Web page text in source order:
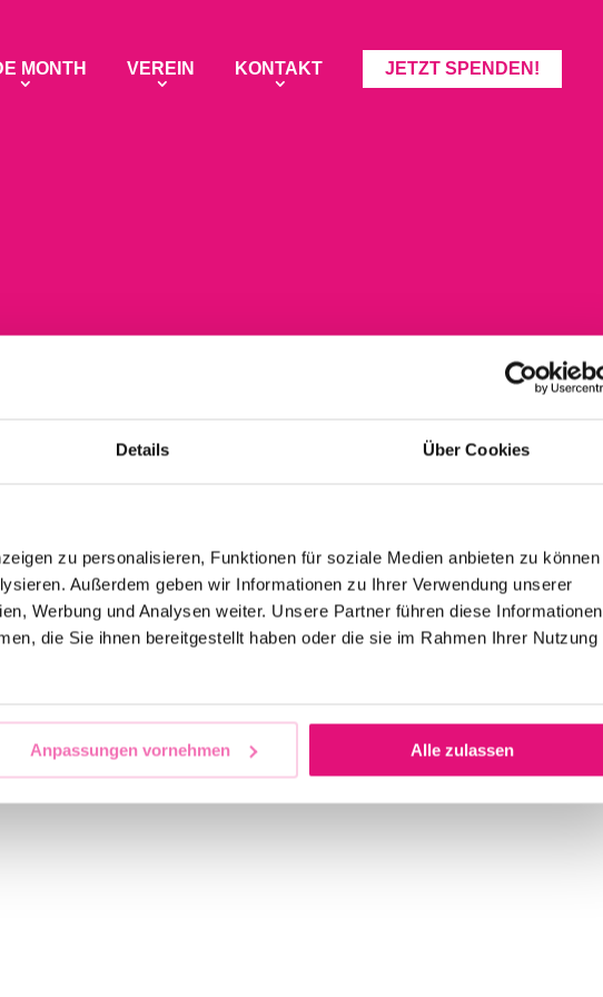
Details Über Cookies
zu personalisieren, Funktionen für soziale Medien anbieten zu können
Außerdem geben wir Informationen zu Ihrer Verwendung unserer
Werbung und Analysen weiter. Unsere Partner führen diese Informationen
die Sie ihnen bereitgestellt haben oder die sie im Rahmen Ihrer Nutzung
Anpassungen vornehmen Alle zulassen
MONTH VEREIN KONTAKT JETZT SPENDEN!